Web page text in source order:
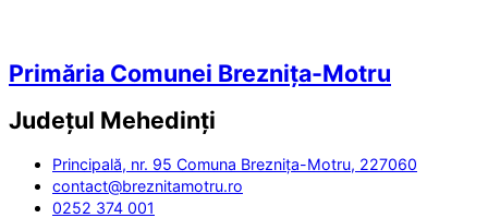
Primăria Comunei Breznița-Motru
Județul Mehedinți
Principală, nr. 95 Comuna Breznița-Motru, 227060
contact@breznitamotru.ro
0252 374 001